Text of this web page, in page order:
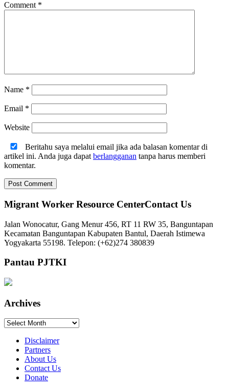
Comment *
Name *
Email *
Website
Beritahu saya melalui email jika ada balasan komentar di
artikel ini. Anda juga dapat berlangganan tanpa harus memberi
komentar.
Migrant Worker Resource CenterContact Us
Jalan Wonocatur, Gang Menur 456, RT 11 RW 35, Banguntapan
Kecamatan Banguntapan Kabupaten Bantul, Daerah Istimewa
Yogyakarta 55198. Telepon: (+62)274 380839
Pantau PJTKI
Archives
Archives
Disclaimer
Partners
About Us
Contact Us
Donate